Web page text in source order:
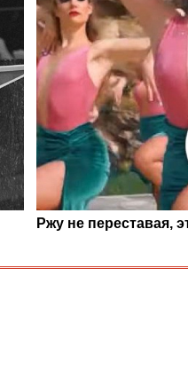
Ржу не переставая,